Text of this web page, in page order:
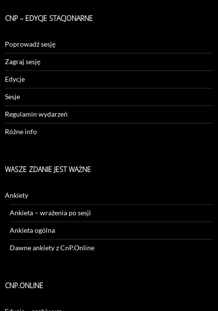
CNP – EDYCJE STACJONARNE
Poprowadź sesję
Zagraj sesję
Edycje
Sesje
Regulamin wydarzeń
Różne info
WASZE ZDANIE JEST WAŻNE
Ankiety
Ankieta – wrażenia po sesji
Ankieta ogólna
Dawne ankiety z CnP.Online
CNP.ONLINE